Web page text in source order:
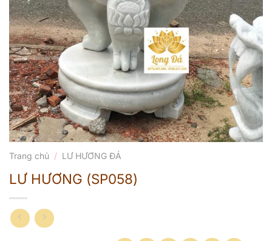
Trang chủ / LƯ HƯƠNG ĐÁ
LƯ HƯƠNG (SP058)